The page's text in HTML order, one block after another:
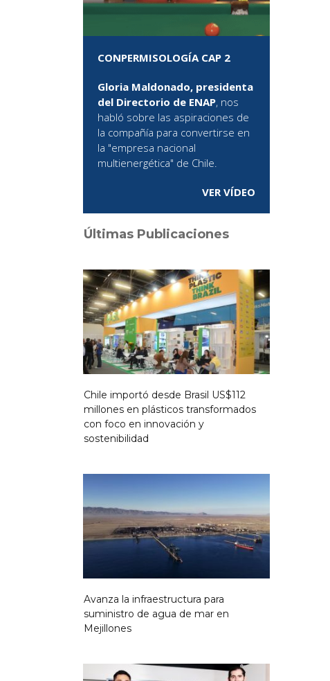
CONPERMISOLOGÍA CAP 2
Gloria Maldonado, presidenta
del Directorio de ENAP, nos
habló sobre las aspiraciones de
la compañía para convertirse en
la "empresa nacional
multienergética" de Chile.
VER VÍDEO
Últimas Publicaciones
Chile importó desde Brasil US$112
millones en plásticos transformados
con foco en innovación y
sostenibilidad
Avanza la infraestructura para
suministro de agua de mar en
Mejillones